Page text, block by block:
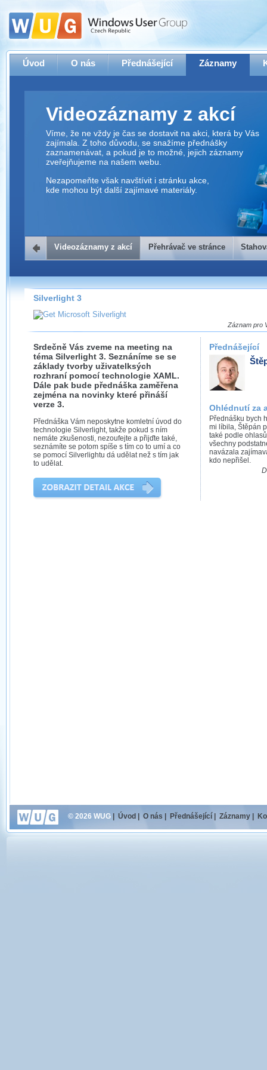
Úvod O nás Přednášející Záznamy
Videozáznamy z akcí
Víme, že ne vždy je čas se dostavit na akci, která by Vás
zajímala. Z toho důvodu, se snažíme přednášky
zaznamenávat, a pokud je to možné, jejich záznamy
zveřejňujeme na našem webu.
Nezapomeňte však navštívit i stránku akce,
kde mohou být další zajímavé materiály.
Přehrávač ve stránce
Záznamy na našem webu můžete pohodlně sledovat
přímo na stránce s využitím našehoHTML 5nebo
Silverlight
Stránka se sama rozhodne, na základě toho, jaké
technologie podporuje Váš prohlížeč, který přehrávač
použít, abyste záznam mohli sledovat v nejvyšší
možné kvalitě.
Stahování záznamů
Víme, že občas chcete sledovat záznamy i v místech,
kde není připojení k internetu, což současný přehrávač
neumožňuje, proto umožňujeme stahování vybraných
záznamů.
Velmi staré záznamy máme historicky uložené
ve formátu, který není vhodný pro stahování,
proto je ke stažení nenabízíme.
Videozáznamy z akcí Přehrávač ve stránce
Silverlight 3
Záznam pro
Srdečně Vás zveme na meeting na
téma Silverlight 3. Seznáníme se se
základy tvorby uživatelksých
rozhraní pomocí technologie XAML.
Dále pak bude přednáška zaměřena
zejména na novinky které přináší
verze 3.
Přednáška Vám neposkytne komletní úvod do
technologie Silverlight, takže pokud s ním
nemáte zkušenosti, nezoufejte a přijďte také,
seznámíte se potom spíše s tím co to umí a co
se pomocí Silverlightu dá udělat než s tím jak
to udělat.
Přednášející
Ohlédnutí za
Přednášku bych
mi líbila, Štěpán
také podle
všechny
navázala
kdo nepřišel.
© 2026 WUG Úvod O nás Přednášející Záznamy